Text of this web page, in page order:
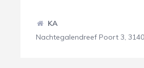
KA
Nachtegalendreef Poort 3,